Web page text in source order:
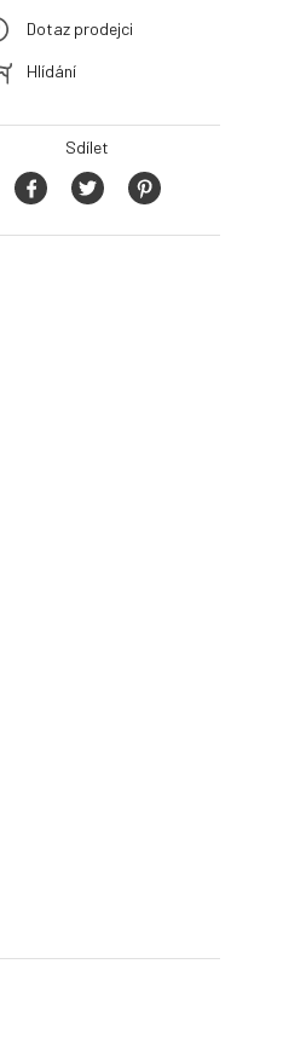
Dotaz prodejci
Hlídání
Sdílet